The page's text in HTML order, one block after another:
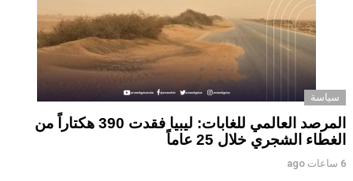
سياسة
المرصد العالمي للغابات: ليبيا فقدت 390 هكتاراً من
الغطاء الشجري خلال 25 عاماً
6 ساعات ago